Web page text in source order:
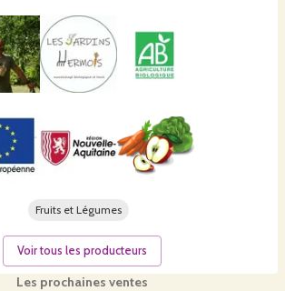
Les prochaines ventes
Fruits et Légumes
Voir tous les producteurs